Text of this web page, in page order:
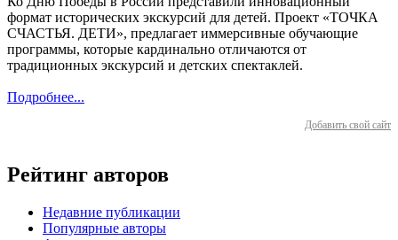
формат исторических экскурсий для детей. Проект «ТОЧКА
СЧАСТЬЯ. ДЕТИ», предлагает иммерсивные обучающие
программы, которые кардинально отличаются от
традиционных экскурсий и детских спектаклей.
Подробнее...
Добавить свой сайт
Рейтинг авторов
Недавние публикации
Популярные авторы